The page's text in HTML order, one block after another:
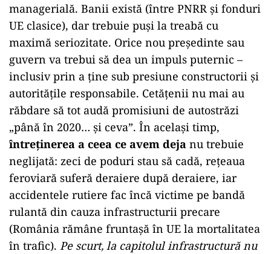
managerială. Banii există (între PNRR și fonduri
UE clasice), dar trebuie puși la treabă cu
maximă seriozitate. Orice nou președinte sau
guvern va trebui să dea un impuls puternic –
inclusiv prin a ține sub presiune constructorii și
autoritățile responsabile. Cetățenii nu mai au
răbdare să tot audă promisiuni de autostrăzi
„până în 2020… și ceva”. În același timp,
întreținerea a ceea ce avem deja nu trebuie
neglijată: zeci de poduri stau să cadă, rețeaua
feroviară suferă deraiere după deraiere, iar
accidentele rutiere fac încă victime pe bandă
rulantă din cauza infrastructurii precare
(România rămâne fruntașă în UE la mortalitatea
în trafic). Pe scurt, la capitolul infrastructură nu